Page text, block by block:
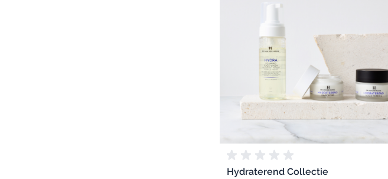
Hydraterend Collectie